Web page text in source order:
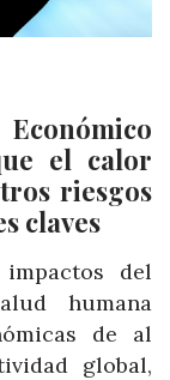
el calor
riesgos
claves
del
humana
de al
global,